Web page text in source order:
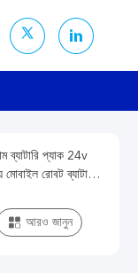
প্যাক 24v
রোবট ব্যাটারি
আরও জানুন